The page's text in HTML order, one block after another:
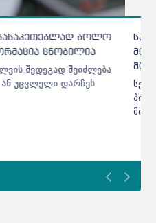
პროგრამებზე
- განათლების
პროგრამებზე